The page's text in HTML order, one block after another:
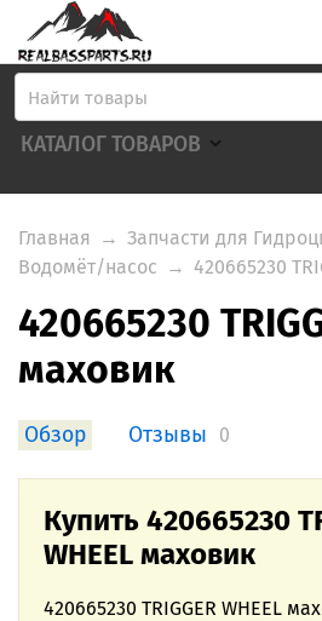
КАТАЛОГ ТОВАРОВ
Главная → Запчасти для
Водомёт/насос → 420665230
420665230
маховик
Обзор Отзывы 0
Купить 420665230
WHEEL маховик
420665230 TRIGGER WHEEL